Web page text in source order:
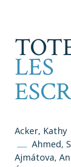
LES
Acker, Kathy
Ahmed,
Ajmátova,